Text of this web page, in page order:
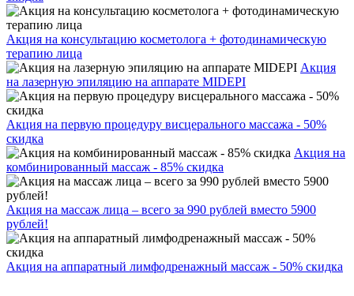
Акция на консультацию косметолога + фотодинамическую
терапию лица
Акция
на лазерную эпиляцию на аппарате MIDEPI
Акция на первую процедуру висцерального массажа - 50%
скидка
Акция на
комбинированный массаж - 85% скидка
Акция на массаж лица – всего за 990 рублей вместо 5900
рублей!
Акция на аппаратный лимфодренажный массаж - 50% скидка